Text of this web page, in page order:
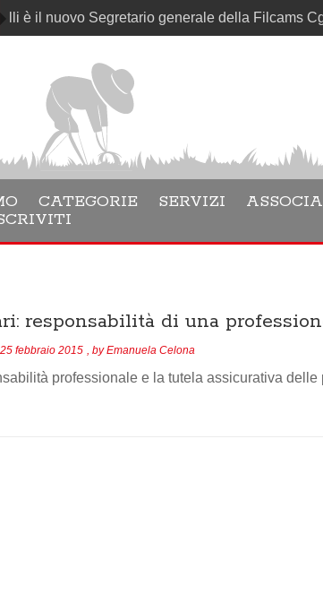
Segretario generale della Filcams Cgil
CATEGORIE SERVIZI
responsabilità di una
25 febbraio 2015 , byEmanuela Celona
professionale e la tutela assicurativa delle